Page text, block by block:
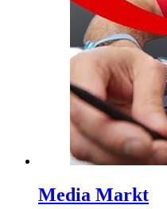
Media Markt